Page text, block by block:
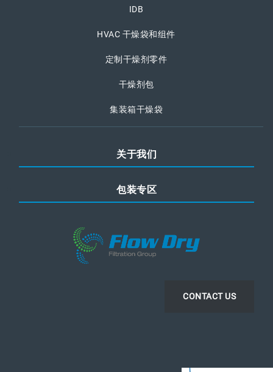
IDB
HVAC 干燥袋和组件
定制干燥剂零件
干燥剂包
集装箱干燥袋
关于我们
包装专区
CONTACT US